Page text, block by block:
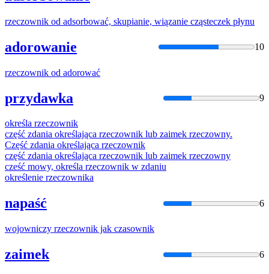
rzeczownik od adsorbować, skupianie, wiązanie cząsteczek płynu
adorowanie 10
rzeczownik od adorować
przydawka 9
określa rzeczownik
część zdania określająca rzeczownik lub zaimek rzeczowny.
Część zdania określająca rzeczownik
część zdania określająca rzeczownik lub zaimek rzeczowny
cześć mowy, określa rzeczownik w zdaniu
określenie rzeczownika
napaść 6
wojowniczy rzeczownik jak czasownik
zaimek 6